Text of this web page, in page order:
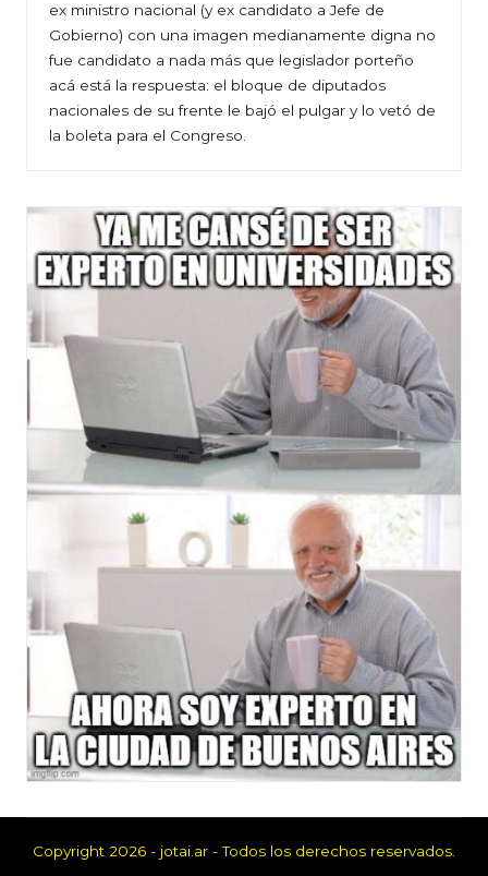
ex ministro nacional (y ex candidato a Jefe de
Gobierno) con una imagen medianamente digna no
fue candidato a nada más que legislador porteño
acá está la respuesta: el bloque de diputados
nacionales de su frente le bajó el pulgar y lo vetó de
la boleta para el Congreso.
Copyright 2026 - jotai.ar - Todos los derechos reservados.